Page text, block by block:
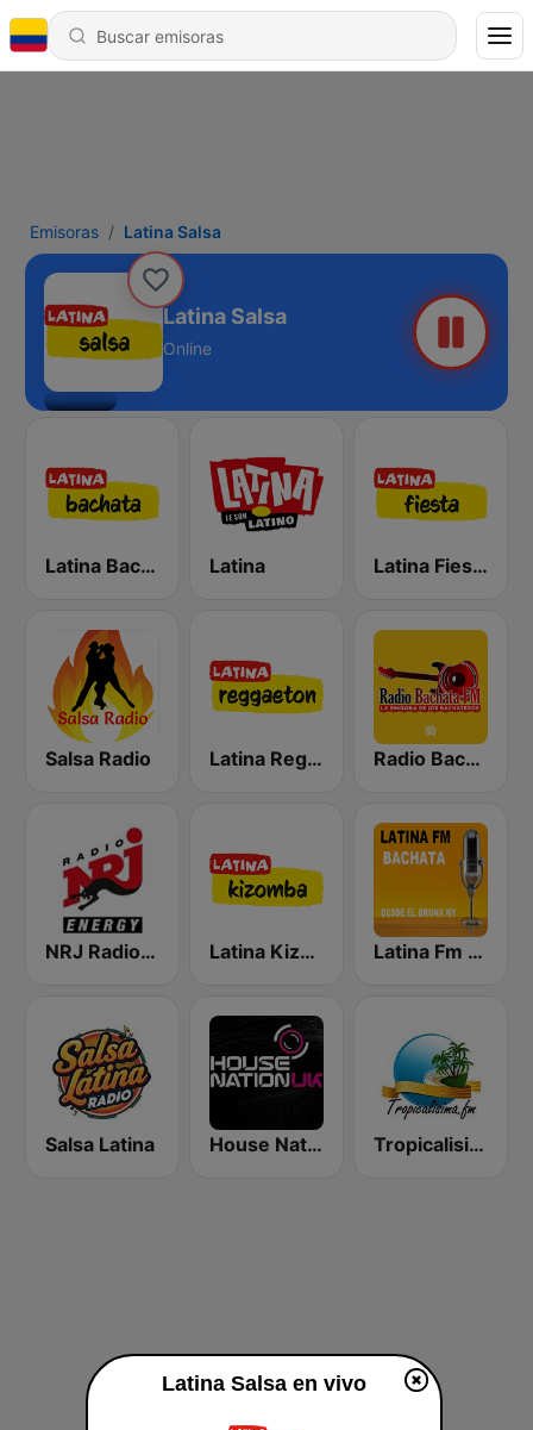
Emisoras Latina Salsa
Latina Salsa
Online
Latina Bachata Latina Latina Fiesta
Salsa Radio Latina Reggaeton Radio Bachata
NRJ Radio ENERGY Latina Kizomba Latina Fm Bachata
Salsa Latina House Nation UK Tropicalisima.fm - Merengue
Latina Salsa en vivo